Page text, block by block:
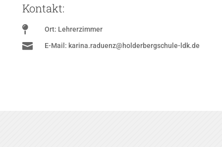
Kontakt:
 Ort: Lehrerzimmer
 E-Mail: karina.raduenz@holderbergschule-ldk.de